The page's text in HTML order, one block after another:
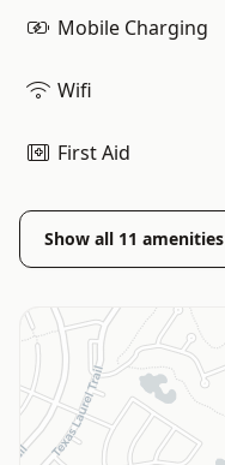
Mobile Charging
Wifi
First Aid
Show all 11 amenities